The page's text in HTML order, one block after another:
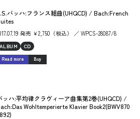
バッハ:フランス組曲(UHQCD) / Bach:French
発売 ￥2,750（税込） ／ WPCS-28087/8
ALBUM CD
Read more Buy
ッハ:平均律クラヴィーア曲集第2巻(UHQCD) /
Wohltemperierte Klavier Book2(BWV870